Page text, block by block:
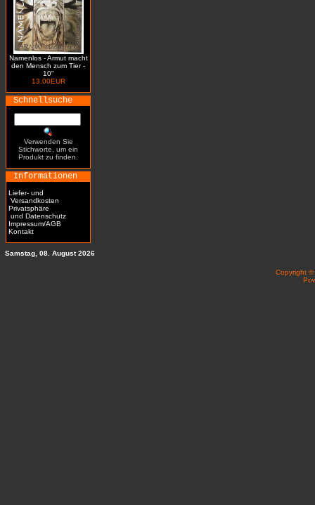
Namenlos - Armut macht
den Mensch zum Tier -
10"
13.00EUR
Schnellsuche
Verwenden Sie
Stichworte, um ein
Produkt zu finden.
Informationen
Liefer- und
Versandkosten
Privatsphäre
und Datenschutz
Impressum/AGB
Kontakt
Samstag, 08. August 2026
Copyright